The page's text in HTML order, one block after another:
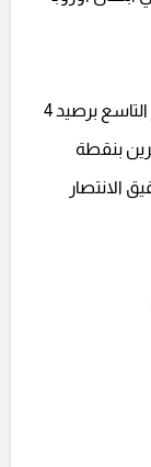
ويدخل مانشستر سيتي اللقاء وهو في المركز التاسع برصيد 4
بنقطة
الانتصار